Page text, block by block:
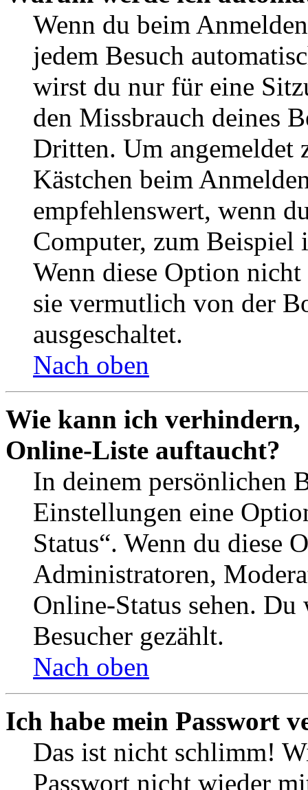
Wenn du beim
jedem Besuch
wirst du nur für eine
den Missbrauch deines
Dritten. Um angemeldet
Kästchen beim
empfehlenswert, wenn
Computer, zum Beispiel
Wenn diese Option
sie vermutlich von der
ausgeschaltet.
Nach oben
Wie kann ich verhindern,
Online-Liste auftaucht?
In deinem persönlichen
Einstellungen eine
Status“. Wenn du diese
Administratoren,
Online-Status sehen.
Besucher gezählt.
Nach oben
Ich habe mein Passwort
Das ist nicht schlimm!
Passwort nicht wieder